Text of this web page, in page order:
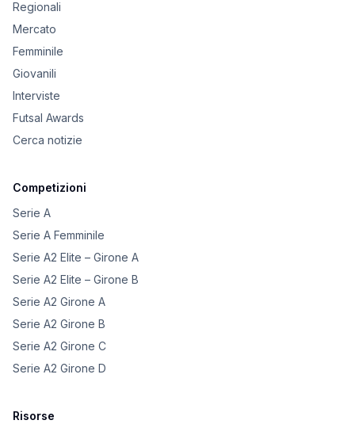
Regionali
Mercato
Femminile
Giovanili
Interviste
Futsal Awards
Cerca notizie
Competizioni
Serie A
Serie A Femminile
Serie A2 Elite – Girone A
Serie A2 Elite – Girone B
Serie A2 Girone A
Serie A2 Girone B
Serie A2 Girone C
Serie A2 Girone D
Risorse